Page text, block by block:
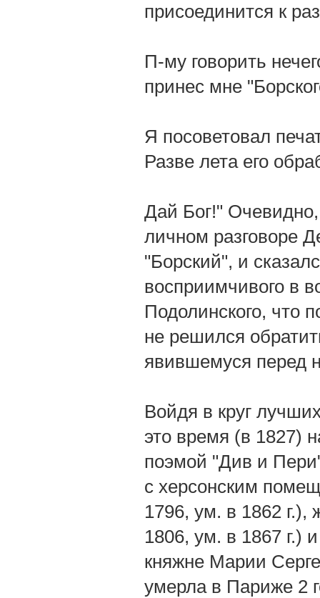
присоединится к
П-му говорить
принес мне
Я посоветовал
Разве лета его
Дай Бог!" Очевидно,
личном разговоре
"Борский", и
восприимчивого в
Подолинского, что
не решился
явившемуся перед
Войдя в круг
это время (в 1827)
поэмой "Див и
с херсонским
1796, ум. в 1862
1806, ум. в 1867 г.)
княжне Марии
умерла в Париже 2